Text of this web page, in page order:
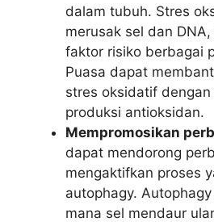
dalam tubuh. Stres
merusak sel dan
faktor risiko berbagai
Puasa dapat
stres oksidatif
produksi antioksidan.
Mempromosikan
dapat mendorong
mengaktifkan proses
autophagy.
mana sel mendaur